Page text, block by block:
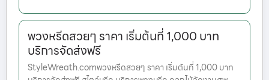
พวงหรีดสวยๆ ราคา เริ่มต้นที่ 1,000 บาท
บริการจัดส่งฟรี
StyleWreath.comพวงหรีดสวยๆ ราคา เริ่มต้นที่ 1,000 บาท